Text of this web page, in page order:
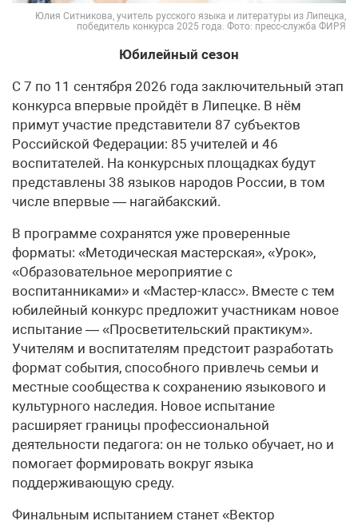
Юлия Ситникова, учитель русского языка и литературы из Липецка,
победитель конкурса 2025 года. Фото: пресс-служба ФИРЯ
Юбилейный сезон
С 7 по 11 сентября 2026 года заключительный этап
конкурса впервые пройдёт в Липецке. В нём
примут участие представители 87 субъектов
Российской Федерации: 85 учителей и 46
воспитателей. На конкурсных площадках будут
представлены 38 языков народов России, в том
числе впервые — нагайбакский.
В программе сохранятся уже проверенные
форматы: «Методическая мастерская», «Урок»,
«Образовательное мероприятие с
воспитанниками» и «Мастер-класс». Вместе с тем
юбилейный конкурс предложит участникам новое
испытание — «Просветительский практикум».
Учителям и воспитателям предстоит разработать
формат события, способного привлечь семьи и
местные сообщества к сохранению языкового и
культурного наследия. Новое испытание
расширяет границы профессиональной
деятельности педагога: он не только обучает, но и
помогает формировать вокруг языка
поддерживающую среду.
Финальным испытанием станет «Вектор